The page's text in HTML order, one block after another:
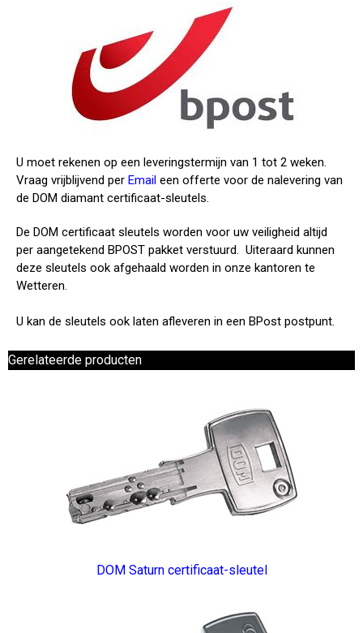
U moet rekenen op een leveringstermijn van 1 tot 2 weken.
Vraag vrijblijvend per Email een offerte voor de nalevering van
de DOM diamant certificaat-sleutels.
De DOM certificaat sleutels worden voor uw veiligheid altijd
per aangetekend BPOST pakket verstuurd. Uiteraard kunnen
deze sleutels ook afgehaald worden in onze kantoren te
Wetteren.
U kan de sleutels ook laten afleveren in een BPost postpunt.
Gerelateerde producten
DOM Saturn certificaat-sleutel